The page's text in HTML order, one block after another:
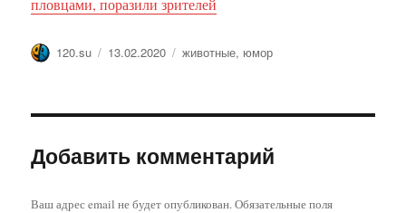
пловцами, поразили зрителей
Автор
120.su Опубликовано
13.02.2020 Метки
животные, юмор
Добавить комментарий
Ваш адрес email не будет опубликован.Обязательные поля